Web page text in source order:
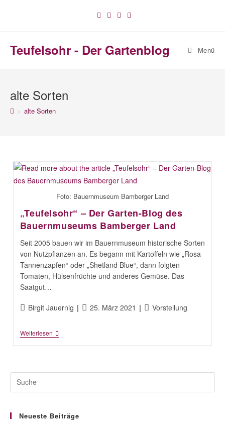
Teufelsohr - Der Gartenblog Menü
alte Sorten
> alte Sorten
Foto: Bauernmuseum Bamberger Land
„Teufelsohr“ – Der Garten-Blog des
Bauernmuseums Bamberger Land
Seit 2005 bauen wir im Bauernmuseum historische Sorten
von Nutzpflanzen an. Es begann mit Kartoffeln wie „Rosa
Tannenzapfen“ oder „Shetland Blue“, dann folgten
Tomaten, Hülsenfrüchte und anderes Gemüse. Das
Saatgut…
Beitrags-
Birgit Jauernig
Beitrag
25. März 2021
Beitrags-
Vorstellung
Weiterlesen„Teufelsohr“
–
Des
Neueste Beiträge